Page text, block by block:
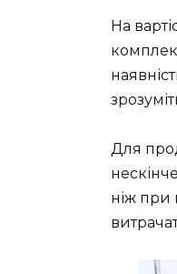
На
Для
ніж при